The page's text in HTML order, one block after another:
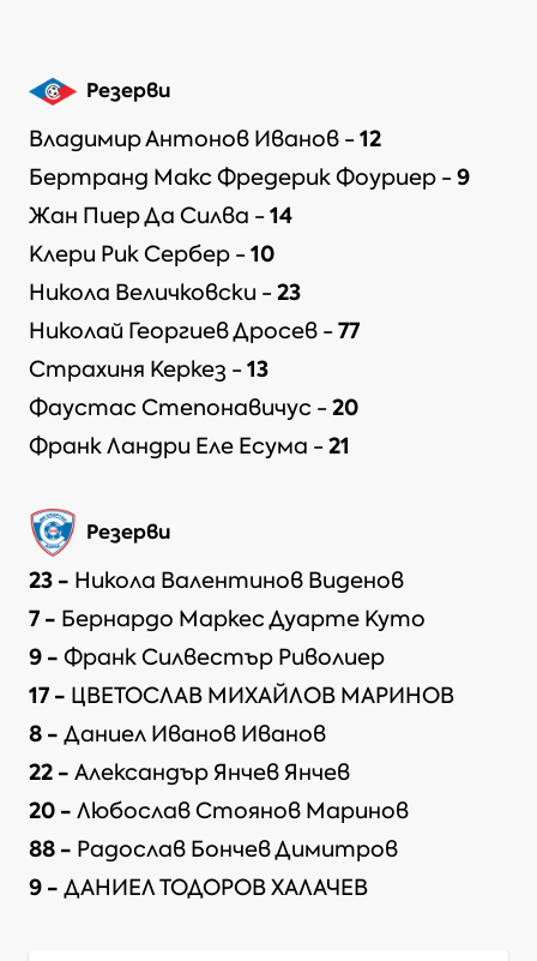
Резерви
Владимир Антонов Иванов -12
Бертранд Макс Фредерик Фоуриер -9
Жан Пиер Да Силва -14
Клери Рик Сербер -10
Никола Величковски -23
Николай Георгиев Дросев -77
Страхиня Керкез -13
Фаустас Степонавичус -20
Франк Ландри Еле Есума -21
Резерви
23 - Никола Валентинов Виденов
7 - Бернардо Маркес Дуарте Куто
9 - Франк Силвестър Риволиер
17 - ЦВЕТОСЛАВ МИХАЙЛОВ МАРИНОВ
8 - Даниел Иванов Иванов
22 - Александър Янчев Янчев
20 - Любослав Стоянов Маринов
88 - Радослав Бончев Димитров
9 - ДАНИЕЛ ТОДОРОВ ХАЛАЧЕВ